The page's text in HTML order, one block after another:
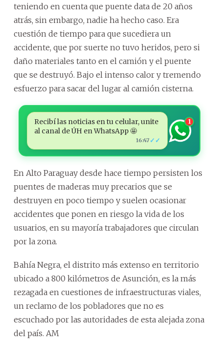
teniendo en cuenta que puente data de 20 años
atrás, sin embargo, nadie ha hecho caso. Era
cuestión de tiempo para que sucediera un
accidente, que por suerte no tuvo heridos, pero si
daño materiales tanto en el camión y el puente
que se destruyó. Bajo el intenso calor y tremendo
esfuerzo para sacar del lugar al camión cisterna.
Recibí las noticias en tu celular, unite
al canal de ÚH en WhatsApp 🤩
16:47 ✓✓
1
En Alto Paraguay desde hace tiempo persisten los
puentes de maderas muy precarios que se
destruyen en poco tiempo y suelen ocasionar
accidentes que ponen en riesgo la vida de los
usuarios, en su mayoría trabajadores que circulan
por la zona.
Bahía Negra, el distrito más extenso en territorio
ubicado a 800 kilómetros de Asunción, es la más
rezagada en cuestiones de infraestructuras viales,
un reclamo de los pobladores que no es
escuchado por las autoridades de esta alejada zona
del país. AM